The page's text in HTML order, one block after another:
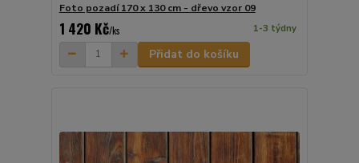
Foto pozadí 170 x 130 cm - dřevo vzor 09
1 420 Kč/ks 1-3 týdny
Přidat do košíku